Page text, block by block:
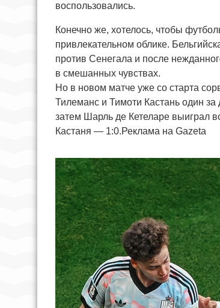
воспользовались.
Конечно же, хотелось, чтобы
привлекательном облике.
против Сенегала и после
в смешанных чувствах.
Но в новом матче уже со старта
Тилеманс и Тимоти Кастань один за
затем Шарль де Кетеларе выиграл
Кастаня — 1:0.Реклама на Gazeta